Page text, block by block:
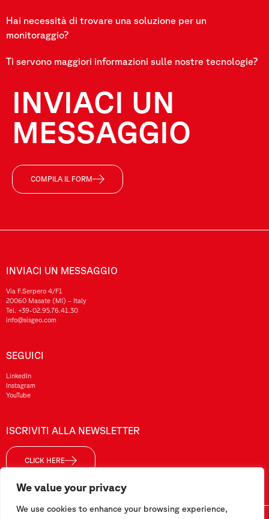
We value your privacy
We use cookies to enhance your browsing experience,
Hai necessità di trovare una soluzione per un
monitoraggio?
Ti servono maggiori informazioni sulle nostre tecnologie?
INVIACI UN
MESSAGGIO
COMPILA IL FORM
INVIACI UN MESSAGGIO
Via F.Serpero 4/F1
20060 Masate (MI) – Italy
Tel. +39-02.95.76.41.30
info@sisgeo.com
SEGUICI
LinkedIn
Instagram
YouTube
ISCRIVITI ALLA NEWSLETTER
CLICK HERE